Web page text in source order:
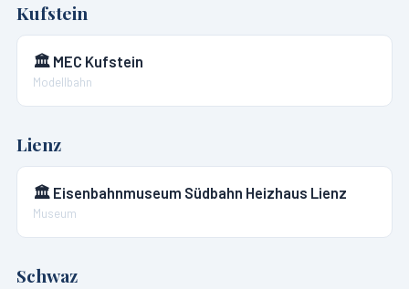
Kufstein
🏛️ MEC Kufstein
Modellbahn
Lienz
🏛️ Eisenbahnmuseum Südbahn Heizhaus Lienz
Museum
Schwaz